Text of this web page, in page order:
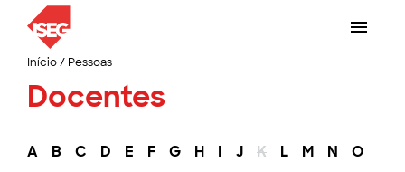
Início/ Pessoas
Docentes
A B C D E F G H I J K L M N O